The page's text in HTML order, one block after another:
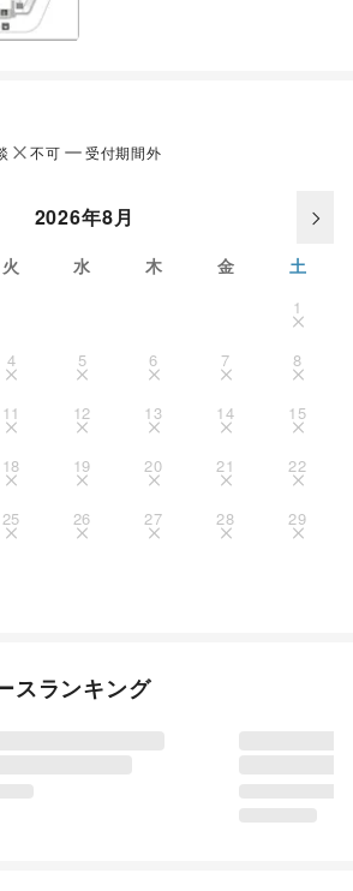
不可 受付期間外
2026年8月
火 水 木 金 土
1
4 5 6 7 8
11 12 13 14 15
18 19 20 21 22
25 26 27 28 29
スランキング